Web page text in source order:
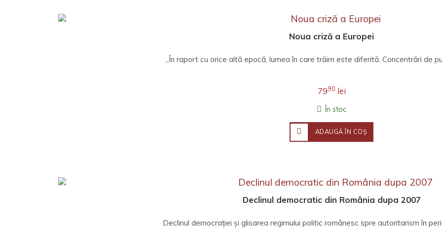
Noua criză a Europei
„În raport cu orice altă epocă, lumea în care trăim este diferită. Concentrări de
7990 lei
În stoc
ADAUGĂ ÎN COŞ
Declinul democratic din România dupa 2007
Declinul democrației și glisarea regimului politic românesc spre autoritarism în